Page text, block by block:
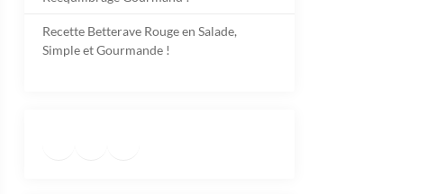
Recette Betterave Rouge en Salade,
Simple et Gourmande !